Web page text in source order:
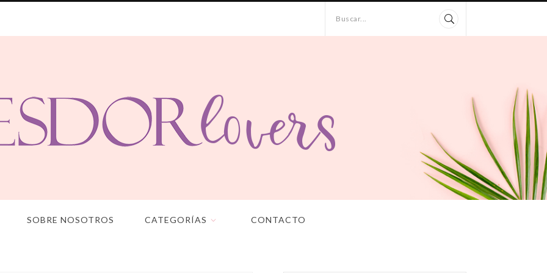
Buscar...
SOBRE NOSOTROS CATEGORÍAS CONTACTO